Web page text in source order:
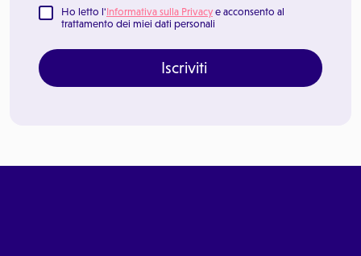
Ho letto l'Informativa sulla Privacy e acconsento al
trattamento dei miei dati personali
Iscriviti